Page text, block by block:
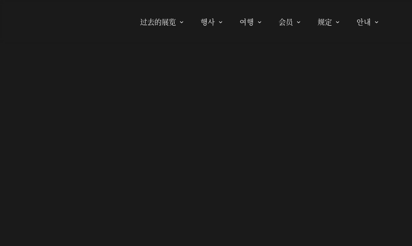
过去的展览  행사  여행  会员  规定  안내 